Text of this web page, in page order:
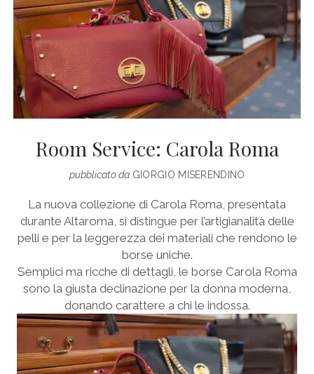
Room Service: Carola Roma
pubblicato daGIORGIO MISERENDINO
La nuova collezione di Carola Roma, presentata
durante Altaroma, si distingue per l’artigianalità delle
pelli e per la leggerezza dei materiali che rendono le
borse uniche.
Semplici ma ricche di dettagli, le borse Carola Roma
sono la giusta declinazione per la donna moderna,
donando carattere a chi le indossa.